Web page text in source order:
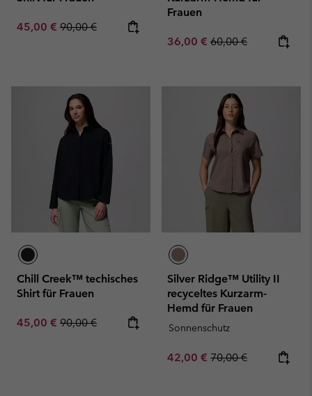
Sale price:
45,00 € Regular price:
90,00 €
Frauen
Sale price:
36,00 € Regular price:
60,00 €
Chill Creek™ techisches
Shirt für Frauen
Sale price:
45,00 € Regular price:
90,00 €
Silver Ridge™ Utility II
recyceltes Kurzarm-
Hemd für Frauen
Sonnenschutz
Sale price:
42,00 € Regular price:
70,00 €